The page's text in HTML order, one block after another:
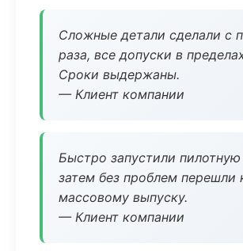
Сложные детали сделали с
раза, все допуски в
Сроки выдержаны.
— Клиент компании
Быстро запустили
затем без проблем перешли
массовому выпуску.
— Клиент компании